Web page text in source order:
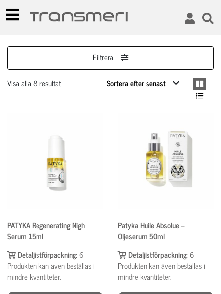
Filtrera
Visa alla 8 resultat
PATYKA Regenerating Nigh
Serum 15ml
Detaljistförpackning:6
Produkten kan även beställas i
mindre kvantiteter.
Patyka Huile Absolue –
Oljeserum 50ml
Detaljistförpackning:6
Produkten kan även beställas i
mindre kvantiteter.